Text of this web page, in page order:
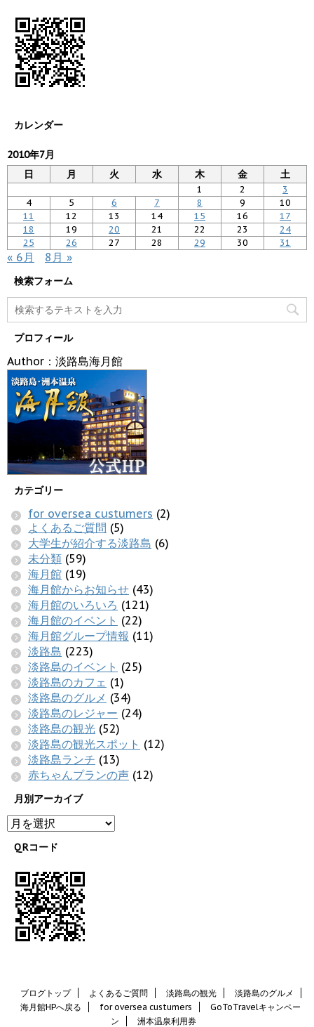
カレンダー
2010年7月
日
月 火 水 木 金 土
1 2
3
4
5 6 7 8 9
10
11
12 13 14 15 16
17
18
19 20 21 22 23
24
25
26 27 28 29 30 31
« 6月 8月 »
検索フォーム
プロフィール
Author：淡路島海月館
カテゴリー
for oversea custumers (2)
よくあるご質問 (5)
大学生が紹介する淡路島 (6)
未分類 (59)
海月館 (19)
海月館からお知らせ (43)
海月館のいろいろ (121)
海月館のイベント (22)
海月館グループ情報 (11)
淡路島 (223)
淡路島のイベント (25)
淡路島のカフェ (1)
淡路島のグルメ (34)
淡路島のレジャー (24)
淡路島の観光 (52)
淡路島の観光スポット (12)
淡路島ランチ (13)
赤ちゃんプランの声 (12)
月別アーカイブ
QRコード
ブログトップ よくあるご質問 淡路島の観光
淡路島のグルメ
海月館HPへ戻る
for oversea custumers
GoToTravelキャンペー
ン
洲本温泉利用券